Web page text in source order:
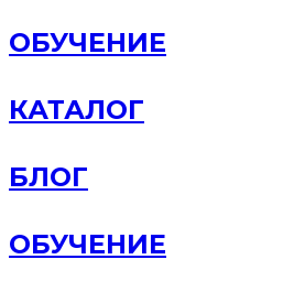
ОБУЧЕНИЕ
КАТАЛОГ
БЛОГ
ОБУЧЕНИЕ